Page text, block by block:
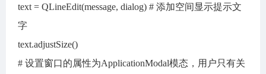
text = QLineEdit(message, dialog) # 添加空间显示提示文
字
text.adjustSize()
# 设置窗口的属性为ApplicationModal模态，用户只有关